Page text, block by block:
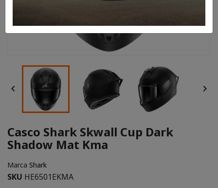
 
Casco Shark Skwall Cup Dark
Shadow Mat Kma
Marca Shark
SKU HE6501EKMA